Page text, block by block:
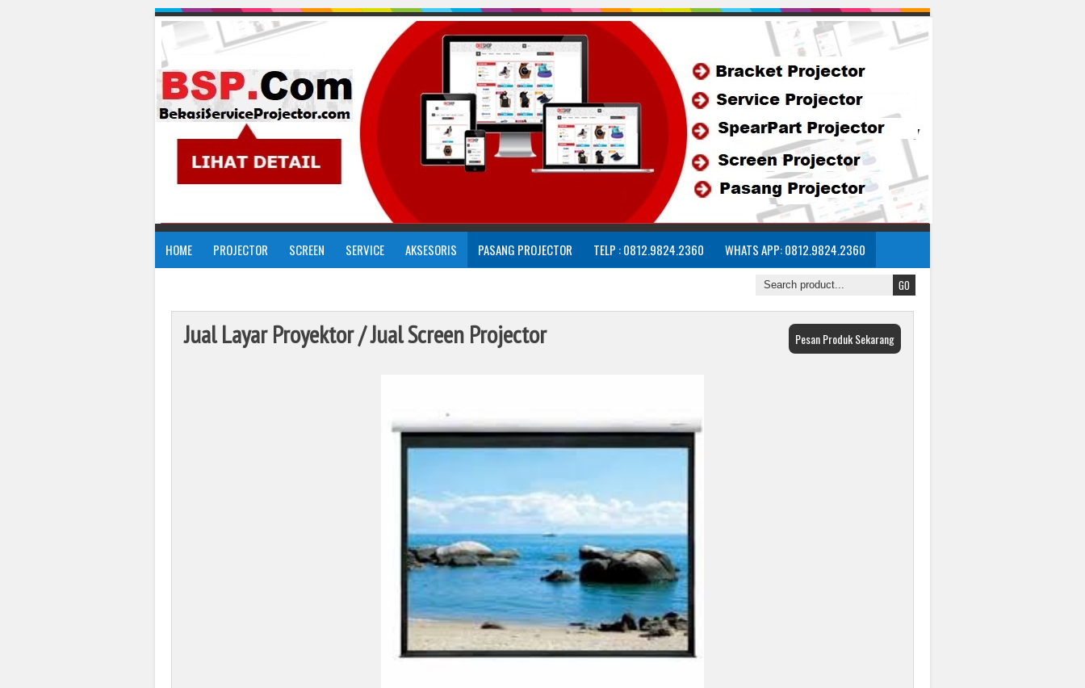
HOME PROJECTOR SCREEN SERVICE AKSESORIS PASANG PROJECTOR TELP : 0812.9824.2360 WHATS APP: 0812.9824.2360
Pesan Produk Sekarang
Jual Layar Proyektor / Jual Screen Projector